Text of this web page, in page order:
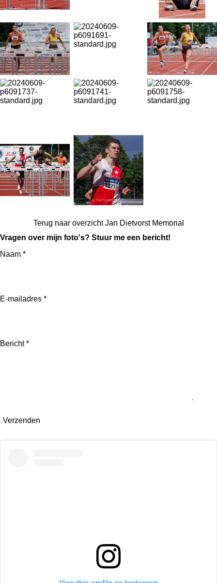
Terug naar overzicht Jan Dietvorst Memorial
Vragen over mijn foto's? Stuur me een bericht!
Naam *
E-mailadres *
Bericht *
Verzenden